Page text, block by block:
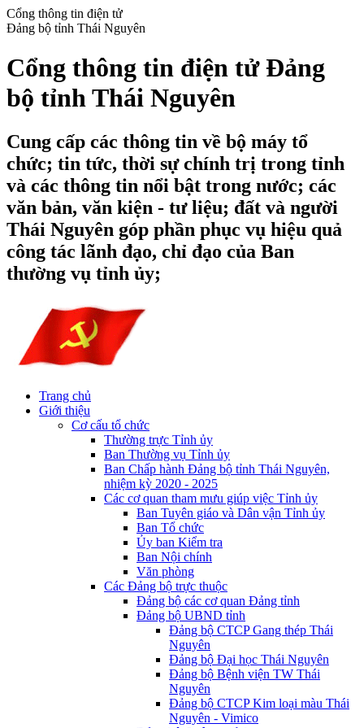
Cổng thông tin điện tử
Đảng bộ tỉnh Thái Nguyên
Cổng thông tin điện tử Đảng
bộ tỉnh Thái Nguyên
Cung cấp các thông tin về bộ máy tổ
chức; tin tức, thời sự chính trị trong tỉnh
và các thông tin nổi bật trong nước; các
văn bản, văn kiện - tư liệu; đất và người
Thái Nguyên góp phần phục vụ hiệu quả
công tác lãnh đạo, chỉ đạo của Ban
thường vụ tỉnh ủy;
Trang chủ
Giới thiệu
Cơ cấu tổ chức
Thường trực Tỉnh ủy
Ban Thường vụ Tỉnh ủy
Ban Chấp hành Đảng bộ tỉnh Thái Nguyên,
nhiệm kỳ 2020 - 2025
Các cơ quan tham mưu giúp việc Tỉnh ủy
Ban Tuyên giáo và Dân vận Tỉnh ủy
Ban Tổ chức
Ủy ban Kiểm tra
Ban Nội chính
Văn phòng
Các Đảng bộ trực thuộc
Đảng bộ các cơ quan Đảng tỉnh
Đảng bộ UBND tỉnh
Đảng bộ CTCP Gang thép Thái
Nguyên
Đảng bộ Đại học Thái Nguyên
Đảng bộ Bệnh viện TW Thái
Nguyên
Đảng bộ CTCP Kim loại màu Thái
Nguyên - Vimico